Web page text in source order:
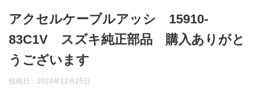
アクセルケーブルアッシ 15910-
83C1V スズキ純正部品 購入ありがと
うございます
投稿日： 2024年12月25日